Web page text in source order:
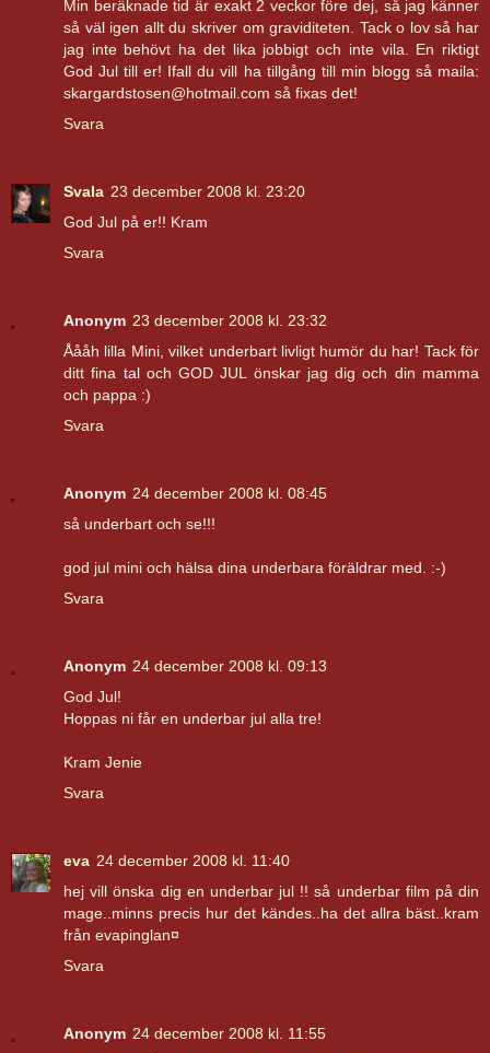
Min beräknade tid är exakt 2 veckor före dej, så jag känner
så väl igen allt du skriver om graviditeten. Tack o lov så har
jag inte behövt ha det lika jobbigt och inte vila. En riktigt
God Jul till er! Ifall du vill ha tillgång till min blogg så maila:
skargardstosen@hotmail.com så fixas det!
Svara
Svala 23 december 2008 kl. 23:20
God Jul på er!! Kram
Svara
Anonym 23 december 2008 kl. 23:32
Åååh lilla Mini, vilket underbart livligt humör du har! Tack för
ditt fina tal och GOD JUL önskar jag dig och din mamma
och pappa :)
Svara
Anonym 24 december 2008 kl. 08:45
så underbart och se!!!
god jul mini och hälsa dina underbara föräldrar med. :-)
Svara
Anonym 24 december 2008 kl. 09:13
God Jul!
Hoppas ni får en underbar jul alla tre!
Kram Jenie
Svara
eva 24 december 2008 kl. 11:40
hej vill önska dig en underbar jul !! så underbar film på din
mage..minns precis hur det kändes..ha det allra bäst..kram
från evapinglan¤
Svara
Anonym 24 december 2008 kl. 11:55